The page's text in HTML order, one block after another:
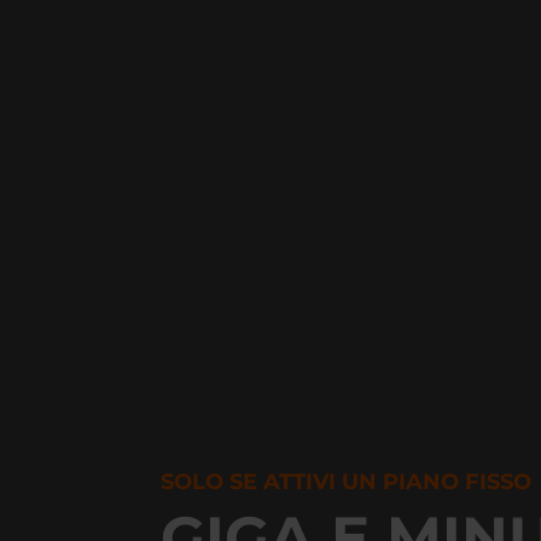
SOLO SE ATTIVI UN PIANO FISSO